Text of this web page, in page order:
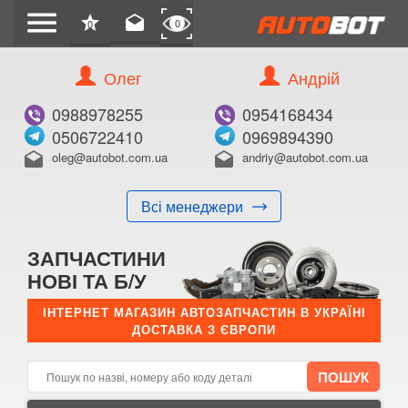
menu star
0 drafts 0
Олег
0988978255
0506722410
drafts oleg@autobot.com.ua
Всі менеджери
Андрій
0954168434
0969894390
drafts andriy@autobot.com.ua
ЗАПЧАСТИНИ
НОВІ ТА Б/У
ІНТЕРНЕТ МАГАЗИН АВТОЗАПЧАСТИН В УКРАЇНІ
ДОСТАВКА З ЄВРОПИ
КУПИТИ
Оригінальний номер:
Примітка:
E-mail:
Телефон: